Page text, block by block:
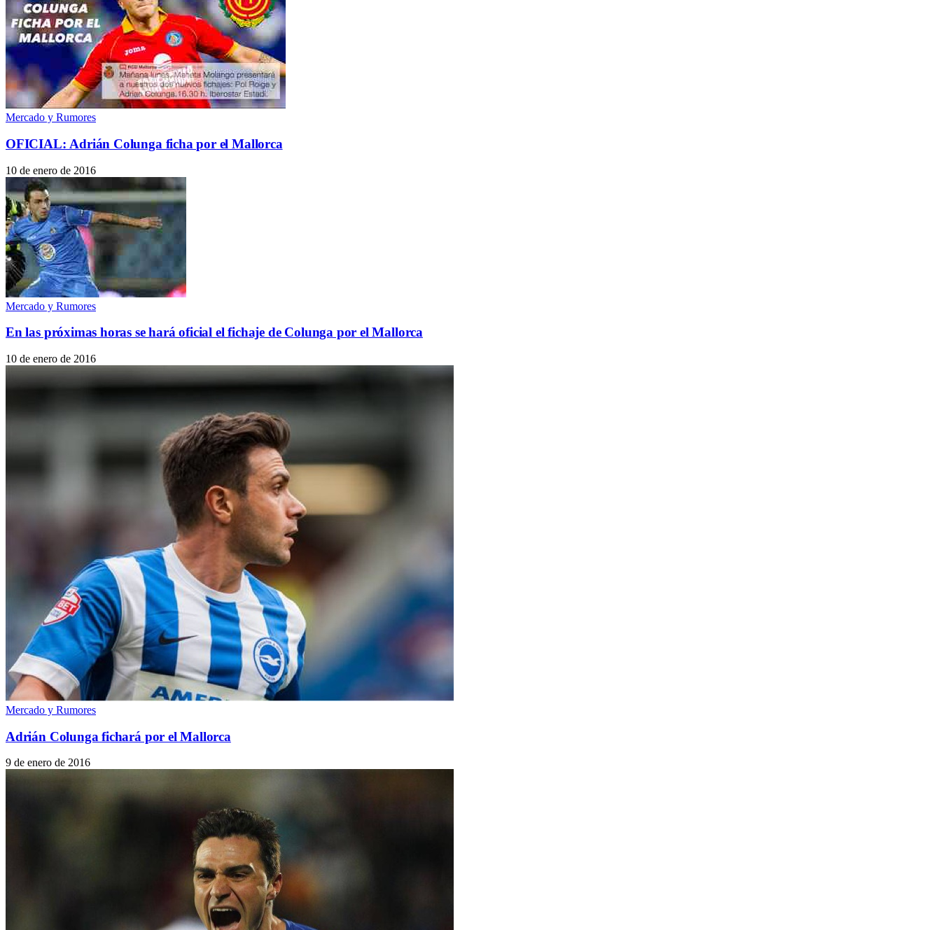
Mercado y Rumores
OFICIAL: Adrián Colunga ficha por el Mallorca
10 de enero de 2016
Mercado y Rumores
En las próximas horas se hará oficial el fichaje de Colunga por el Mallorca
10 de enero de 2016
Mercado y Rumores
Adrián Colunga fichará por el Mallorca
9 de enero de 2016